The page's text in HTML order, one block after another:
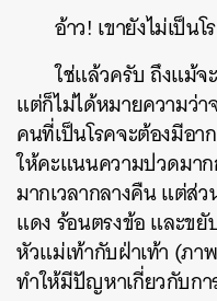
อ้าว! เขายังไม่เป็น
ใช่แล้วครับ ถึงแม้จ
แต่ก็ไม่ได้หมายความว่า
คนที่เป็นโรคจะต้องมีอา
ให้คะแนนความปวดมา
มากเวลากลางคืน แต่ส่
แดง ร้อนตรงข้อ และข
หัวแม่เท้ากับฝ่าเท้า (ภา
ทำให้มีปัญหาเกี่ยวกับกา